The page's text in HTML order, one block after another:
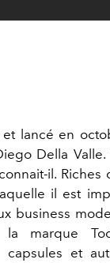
et lancé en
Della Valle.
il.
il est
business
marque
et